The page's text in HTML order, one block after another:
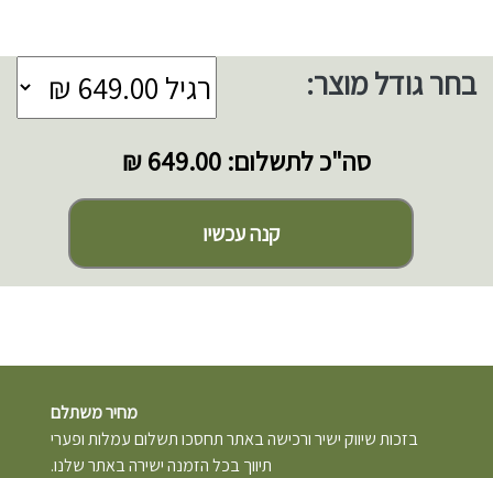
בחר גודל מוצר:
סה"כ לתשלום: 649.00 ₪
קנה עכשיו
מחיר משתלם
בזכות שיווק ישיר ורכישה באתר תחסכו תשלום עמלות ופערי
תיווך בכל הזמנה ישירה באתר שלנו.